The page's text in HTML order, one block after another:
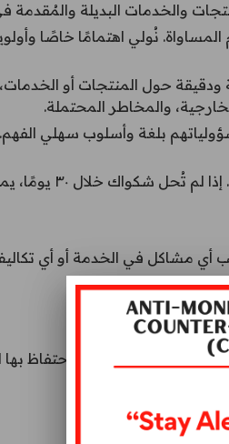
والخدمات البديلة والمُقدمة
نُولي اهتمامًا خاصًا
حول المنتجات أو
والمخاطر المحتملة.
بلغة وأسلوب سهلي الفهم.
يحق لك تقديم شكوى
مشاكل في الخدمة أو أي
الامتثال لها
على محتواها
ختمها وتوقيعها والاحتفاظ بها
وحلها على الفور.